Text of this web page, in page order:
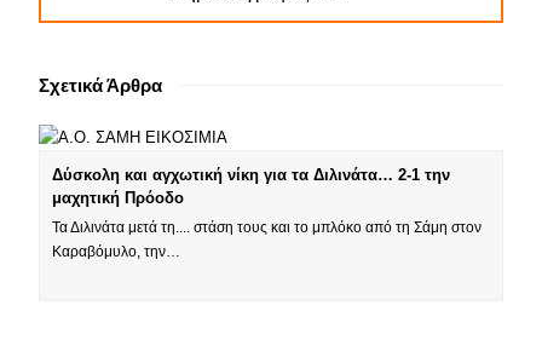
Σχετικά Άρθρα
Δύσκολη και αγχωτική νίκη για τα Διλινάτα… 2-1 την
μαχητική Πρόοδο
Τα Διλινάτα μετά τη.... στάση τους και το μπλόκο από τη Σάμη στον
Καραβόμυλο, την…